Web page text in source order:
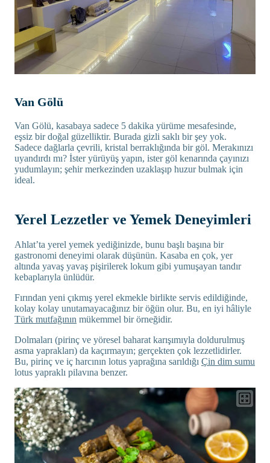
Van Gölü
Van Gölü, kasabaya sadece 5 dakika yürüme mesafesinde,
eşsiz bir doğal güzelliktir. Burada gizli saklı bir şey yok.
Sadece dağlarla çevrili, kristal berraklığında bir göl. Merakınızı
uyandırdı mı? İster yürüyüş yapın, ister göl kenarında çayınızı
yudumlayın; şehir merkezinden uzaklaşıp huzur bulmak için
ideal.
Yerel Lezzetler ve Yemek Deneyimleri
Ahlat’ta yerel yemek yediğinizde, bunu başlı başına bir
gastronomi deneyimi olarak düşünün. Kasaba en çok, yer
altında yavaş yavaş pişirilerek lokum gibi yumuşayan tandır
kebaplarıyla ünlüdür.
Fırından yeni çıkmış yerel ekmekle birlikte servis edildiğinde,
kolay kolay unutamayacağınız bir öğün olur. Bu, en iyi hâliyle
Türk mutfağının mükemmel bir örneğidir.
Dolmaları (pirinç ve yöresel baharat karışımıyla doldurulmuş
asma yaprakları) da kaçırmayın; gerçekten çok lezzetlidirler.
Bu, pirinç ve iç harcının lotus yaprağına sarıldığı Çin dim sumu
lotus yapraklı pilavına benzer.